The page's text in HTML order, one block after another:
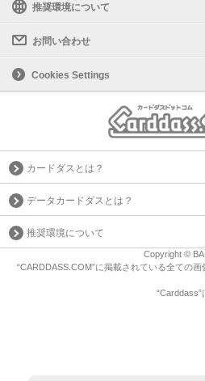
推奨環境について
お問い合わせ
Cookies Settings
カードダスとは？
データカードダスとは？
推奨環境について
Copyright ©
“CARDDASS.COM”に掲載されている全ての
“Carddass”